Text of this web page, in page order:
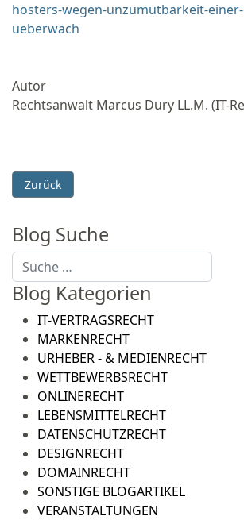
hosters-wegen-unzumutbarkeit-
ueberwach
Autor
Rechtsanwalt Marcus Dury LL.M. (IT-
Vorheriger Beitrag: Update: BGH -
Zurück
Blog Suche
Suchen
Blog Kategorien
IT-VERTRAGSRECHT
MARKENRECHT
URHEBER - & MEDIENRECHT
WETTBEWERBSRECHT
ONLINERECHT
LEBENSMITTELRECHT
DATENSCHUTZRECHT
DESIGNRECHT
DOMAINRECHT
SONSTIGE BLOGARTIKEL
VERANSTALTUNGEN